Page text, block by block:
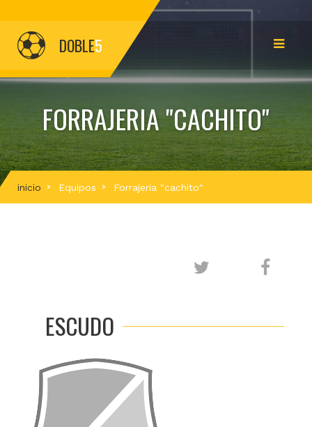
DOBLE5
FORRAJERIA "CACHITO"
inicio Equipos Forrajeria "cachito"
ESCUDO